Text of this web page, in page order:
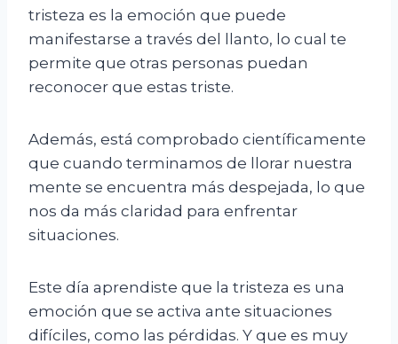
tristeza es la emoción que puede
manifestarse a través del llanto, lo cual te
permite que otras personas puedan
reconocer que estas triste.
Además, está comprobado científicamente
que cuando terminamos de llorar nuestra
mente se encuentra más despejada, lo que
nos da más claridad para enfrentar
situaciones.
Este día aprendiste que la tristeza es una
emoción que se activa ante situaciones
difíciles, como las pérdidas. Y que es muy